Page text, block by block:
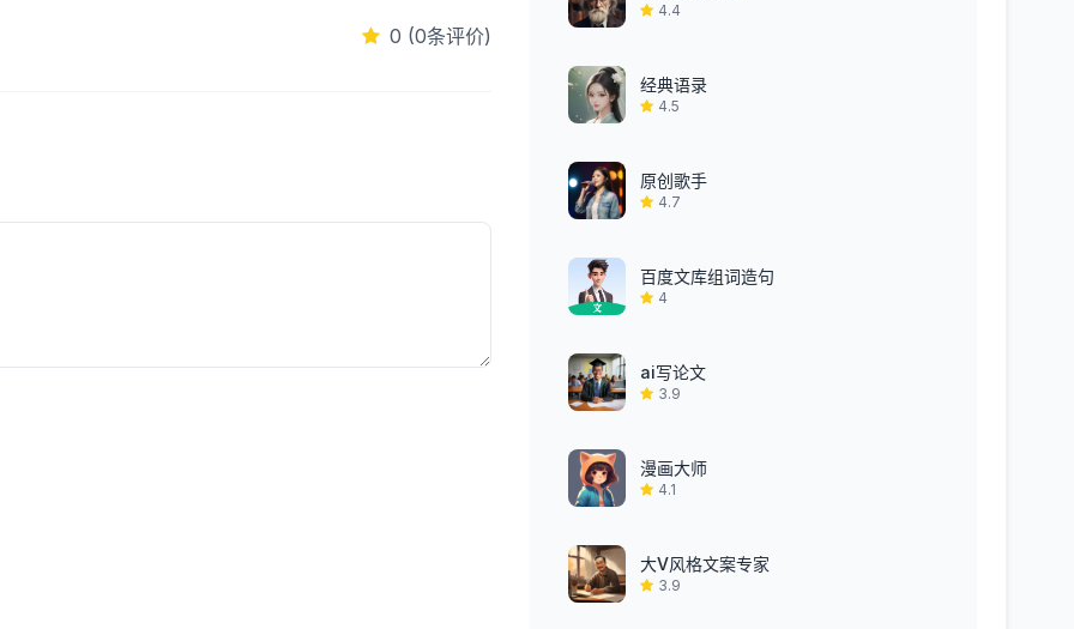
0 (0条评价)
4.4
经典语录
4.5
原创歌手
4.7
百度文库组词造句
4
ai写论文
3.9
漫画大师
4.1
大V风格文案专家
3.9